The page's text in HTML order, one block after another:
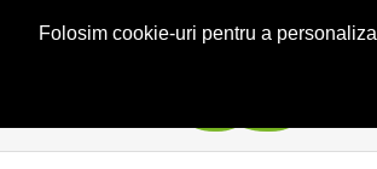
Folosim cookie-uri pentru a